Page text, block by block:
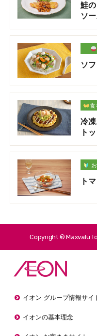
鮭
ソ
ソ
食
冷
ト
ト
Copyright © Maxvalu
イオン グループ情報サイ
イオンの基本理念